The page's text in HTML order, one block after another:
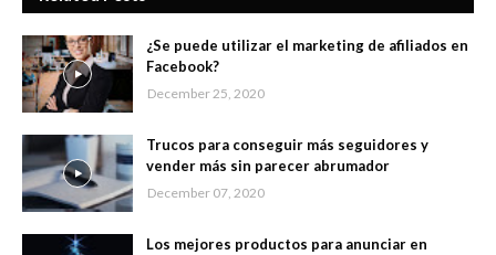
¿Se puede utilizar el marketing de afiliados en
Facebook?
December 25, 2020
Trucos para conseguir más seguidores y
vender más sin parecer abrumador
December 07, 2020
Los mejores productos para anunciar en